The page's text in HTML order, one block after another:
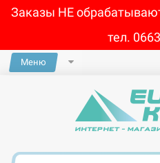
Заказы НЕ
тел.
Меню